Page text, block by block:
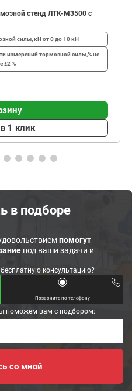
стенд ЛТК-М3500 с
силы, кНот 0 до 10 кН
измерений тормозной силы,%не
±2 %
1 клик
в подборе
помогут
под ваши задачи и
консультацию?
Позвоните по телефону
поможем вам с подбором: